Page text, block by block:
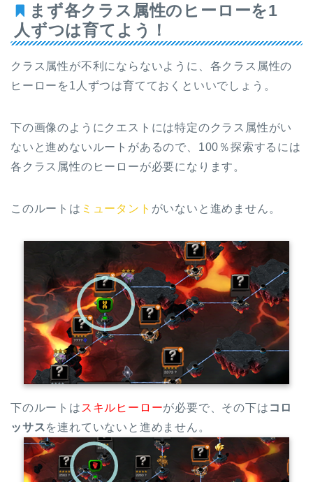
まず各クラス属性の ヒーローを1
人ずつは育てよう！
クラス属性が不利にならないように、 各クラス属性の
ヒーローを1人ずつは育てておくといいでしょう。
下の画像のようにクエストには特定のクラス属性がい
ないと進めないルートがあるので、100％探索するには
各クラス属性のヒーローが必要になります。
このルートは ミュータント がいないと進めません。
下のルートは スキルヒーローが必要で、その下は コロ
ッサスを連れていないと進めません。